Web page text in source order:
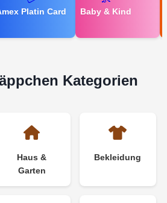
Platin Card Baby & Kind
Kategorien
Haus &
Garten
Bekleidung